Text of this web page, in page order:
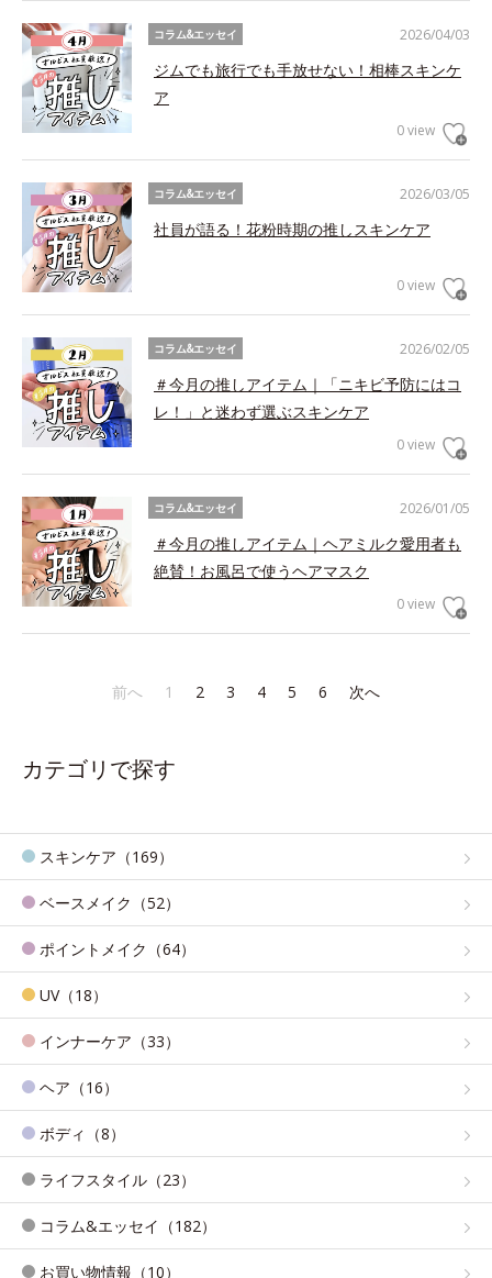
2026/04/03
コラム&エッセイ
ジムでも旅行でも手放せない！相棒スキンケ
ア
0 view
2026/03/05
コラム&エッセイ
社員が語る！花粉時期の推しスキンケア
0 view
2026/02/05
コラム&エッセイ
＃今月の推しアイテム｜「ニキビ予防にはコ
レ！」と迷わず選ぶスキンケア
0 view
2026/01/05
コラム&エッセイ
＃今月の推しアイテム｜ヘアミルク愛用者も
絶賛！お風呂で使うヘアマスク
0 view
前へ 1 2 3 4 5 6 次へ
カテゴリで探す
スキンケア（169）
ベースメイク（52）
ポイントメイク（64）
UV（18）
インナーケア（33）
ヘア（16）
ボディ（8）
ライフスタイル（23）
コラム&エッセイ（182）
お買い物情報（10）